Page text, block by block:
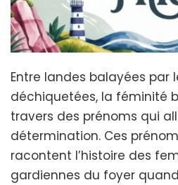
Entre landes balayées par
déchiquetées, la féminité
travers des prénoms qui
détermination. Ces
racontent l’histoire des
gardiennes du foyer